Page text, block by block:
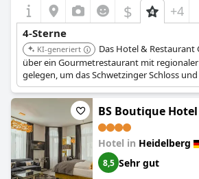
$ +4
4-Sterne
KI-generiert
Das Hotel &
über ein Gourmetrestaurant mit regionaler
gelegen, um das Schwetzinger Schloss
Schloss zu erkunden.
BS Boutique Hotel
Hotel in Heidelberg
8,5 Sehr gut